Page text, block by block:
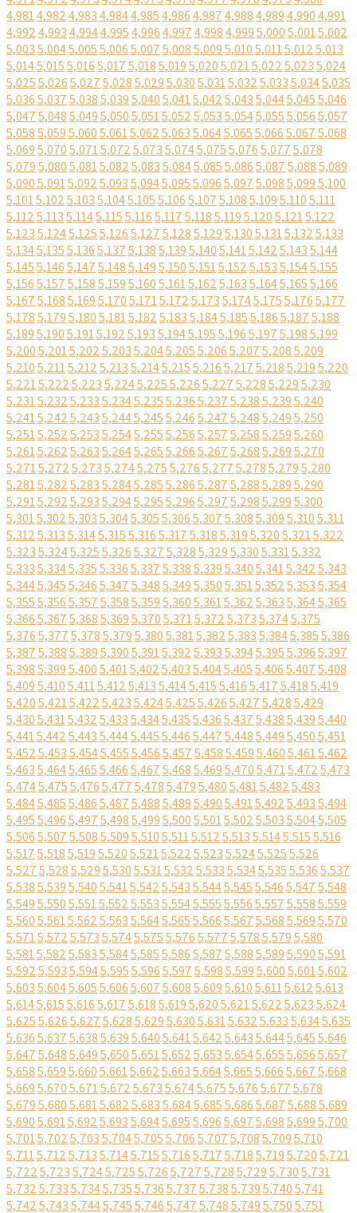
4,9814,9824,9834,9844,9854,9864,9874,9884,9894,9904,991
4,9924,9934,9944,9954,9964,9974,9984,9995,0005,0015,002
5,0035,0045,0055,0065,0075,0085,0095,0105,0115,0125,013
5,0145,0155,0165,0175,0185,0195,0205,0215,0225,0235,024
5,0255,0265,0275,0285,0295,0305,0315,0325,0335,0345,035
5,0365,0375,0385,0395,0405,0415,0425,0435,0445,0455,046
5,0475,0485,0495,0505,0515,0525,0535,0545,0555,0565,057
5,0585,0595,0605,0615,0625,0635,0645,0655,0665,0675,068
5,0695,0705,0715,0725,0735,0745,0755,0765,0775,078
5,0795,0805,0815,0825,0835,0845,0855,0865,0875,0885,089
5,0905,0915,0925,0935,0945,0955,0965,0975,0985,0995,100
5,1015,1025,1035,1045,1055,1065,1075,1085,1095,1105,111
5,1125,1135,1145,1155,1165,1175,1185,1195,1205,1215,122
5,1235,1245,1255,1265,1275,1285,1295,1305,1315,1325,133
5,1345,1355,1365,1375,1385,1395,1405,1415,1425,1435,144
5,1455,1465,1475,1485,1495,1505,1515,1525,1535,1545,155
5,1565,1575,1585,1595,1605,1615,1625,1635,1645,1655,166
5,1675,1685,1695,1705,1715,1725,1735,1745,1755,1765,177
5,1785,1795,1805,1815,1825,1835,1845,1855,1865,1875,188
5,1895,1905,1915,1925,1935,1945,1955,1965,1975,1985,199
5,2005,2015,2025,2035,2045,2055,2065,2075,2085,209
5,2105,2115,2125,2135,2145,2155,2165,2175,2185,2195,220
5,2215,2225,2235,2245,2255,2265,2275,2285,2295,230
5,2315,2325,2335,2345,2355,2365,2375,2385,2395,240
5,2415,2425,2435,2445,2455,2465,2475,2485,2495,250
5,2515,2525,2535,2545,2555,2565,2575,2585,2595,260
5,2615,2625,2635,2645,2655,2665,2675,2685,2695,270
5,2715,2725,2735,2745,2755,2765,2775,2785,2795,280
5,2815,2825,2835,2845,2855,2865,2875,2885,2895,290
5,2915,2925,2935,2945,2955,2965,2975,2985,2995,300
5,3015,3025,3035,3045,3055,3065,3075,3085,3095,3105,311
5,3125,3135,3145,3155,3165,3175,3185,3195,3205,3215,322
5,3235,3245,3255,3265,3275,3285,3295,3305,3315,332
5,3335,3345,3355,3365,3375,3385,3395,3405,3415,3425,343
5,3445,3455,3465,3475,3485,3495,3505,3515,3525,3535,354
5,3555,3565,3575,3585,3595,3605,3615,3625,3635,3645,365
5,3665,3675,3685,3695,3705,3715,3725,3735,3745,375
5,3765,3775,3785,3795,3805,3815,3825,3835,3845,3855,386
5,3875,3885,3895,3905,3915,3925,3935,3945,3955,3965,397
5,3985,3995,4005,4015,4025,4035,4045,4055,4065,4075,408
5,4095,4105,4115,4125,4135,4145,4155,4165,4175,4185,419
5,4205,4215,4225,4235,4245,4255,4265,4275,4285,429
5,4305,4315,4325,4335,4345,4355,4365,4375,4385,4395,440
5,4415,4425,4435,4445,4455,4465,4475,4485,4495,4505,451
5,4525,4535,4545,4555,4565,4575,4585,4595,4605,4615,462
5,4635,4645,4655,4665,4675,4685,4695,4705,4715,4725,473
5,4745,4755,4765,4775,4785,4795,4805,4815,4825,483
5,4845,4855,4865,4875,4885,4895,4905,4915,4925,4935,494
5,4955,4965,4975,4985,4995,5005,5015,5025,5035,5045,505
5,5065,5075,5085,5095,5105,5115,5125,5135,5145,5155,516
5,5175,5185,5195,5205,5215,5225,5235,5245,5255,526
5,5275,5285,5295,5305,5315,5325,5335,5345,5355,5365,537
5,5385,5395,5405,5415,5425,5435,5445,5455,5465,5475,548
5,5495,5505,5515,5525,5535,5545,5555,5565,5575,5585,559
5,5605,5615,5625,5635,5645,5655,5665,5675,5685,5695,570
5,5715,5725,5735,5745,5755,5765,5775,5785,5795,580
5,5815,5825,5835,5845,5855,5865,5875,5885,5895,5905,591
5,5925,5935,5945,5955,5965,5975,5985,5995,6005,6015,602
5,6035,6045,6055,6065,6075,6085,6095,6105,6115,6125,613
5,6145,6155,6165,6175,6185,6195,6205,6215,6225,6235,624
5,6255,6265,6275,6285,6295,6305,6315,6325,6335,6345,635
5,6365,6375,6385,6395,6405,6415,6425,6435,6445,6455,646
5,6475,6485,6495,6505,6515,6525,6535,6545,6555,6565,657
5,6585,6595,6605,6615,6625,6635,6645,6655,6665,6675,668
5,6695,6705,6715,6725,6735,6745,6755,6765,6775,678
5,6795,6805,6815,6825,6835,6845,6855,6865,6875,6885,689
5,6905,6915,6925,6935,6945,6955,6965,6975,6985,6995,700
5,7015,7025,7035,7045,7055,7065,7075,7085,7095,710
5,7115,7125,7135,7145,7155,7165,7175,7185,7195,7205,721
5,7225,7235,7245,7255,7265,7275,7285,7295,7305,731
5,7325,7335,7345,7355,7365,7375,7385,7395,7405,741
5,7425,7435,7445,7455,7465,7475,7485,7495,7505,751